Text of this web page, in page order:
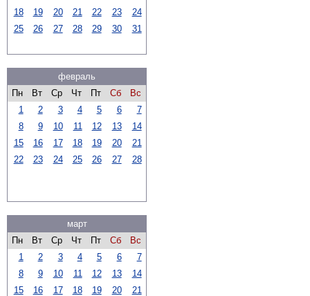
18
19 20 21 22 23
24
25
26 27 28 29 30 31
февраль
Пн
Вт Ср Чт Пт Сб
Вс
1
2 3 4 5 6
7
8
9 10 11 12 13
14
15
16 17 18 19 20
21
22
23 24 25 26 27 28
март
Пн
Вт Ср Чт Пт Сб
Вс
1
2 3 4 5 6
7
8
9 10 11 12 13
14
15
16 17 18 19 20
21